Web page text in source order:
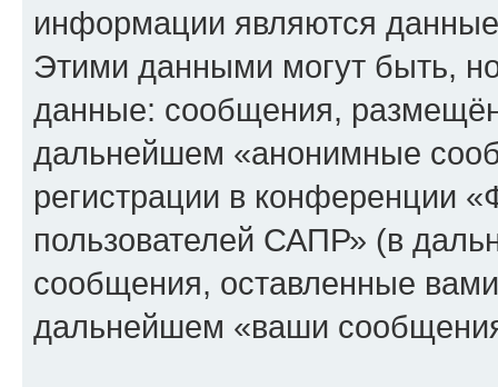
информации являются
Этими данными могут быть,
данные: сообщения,
дальнейшем «анонимные
регистрации в конференции
пользователей САПР» (в
сообщения, оставленные
дальнейшем «ваши